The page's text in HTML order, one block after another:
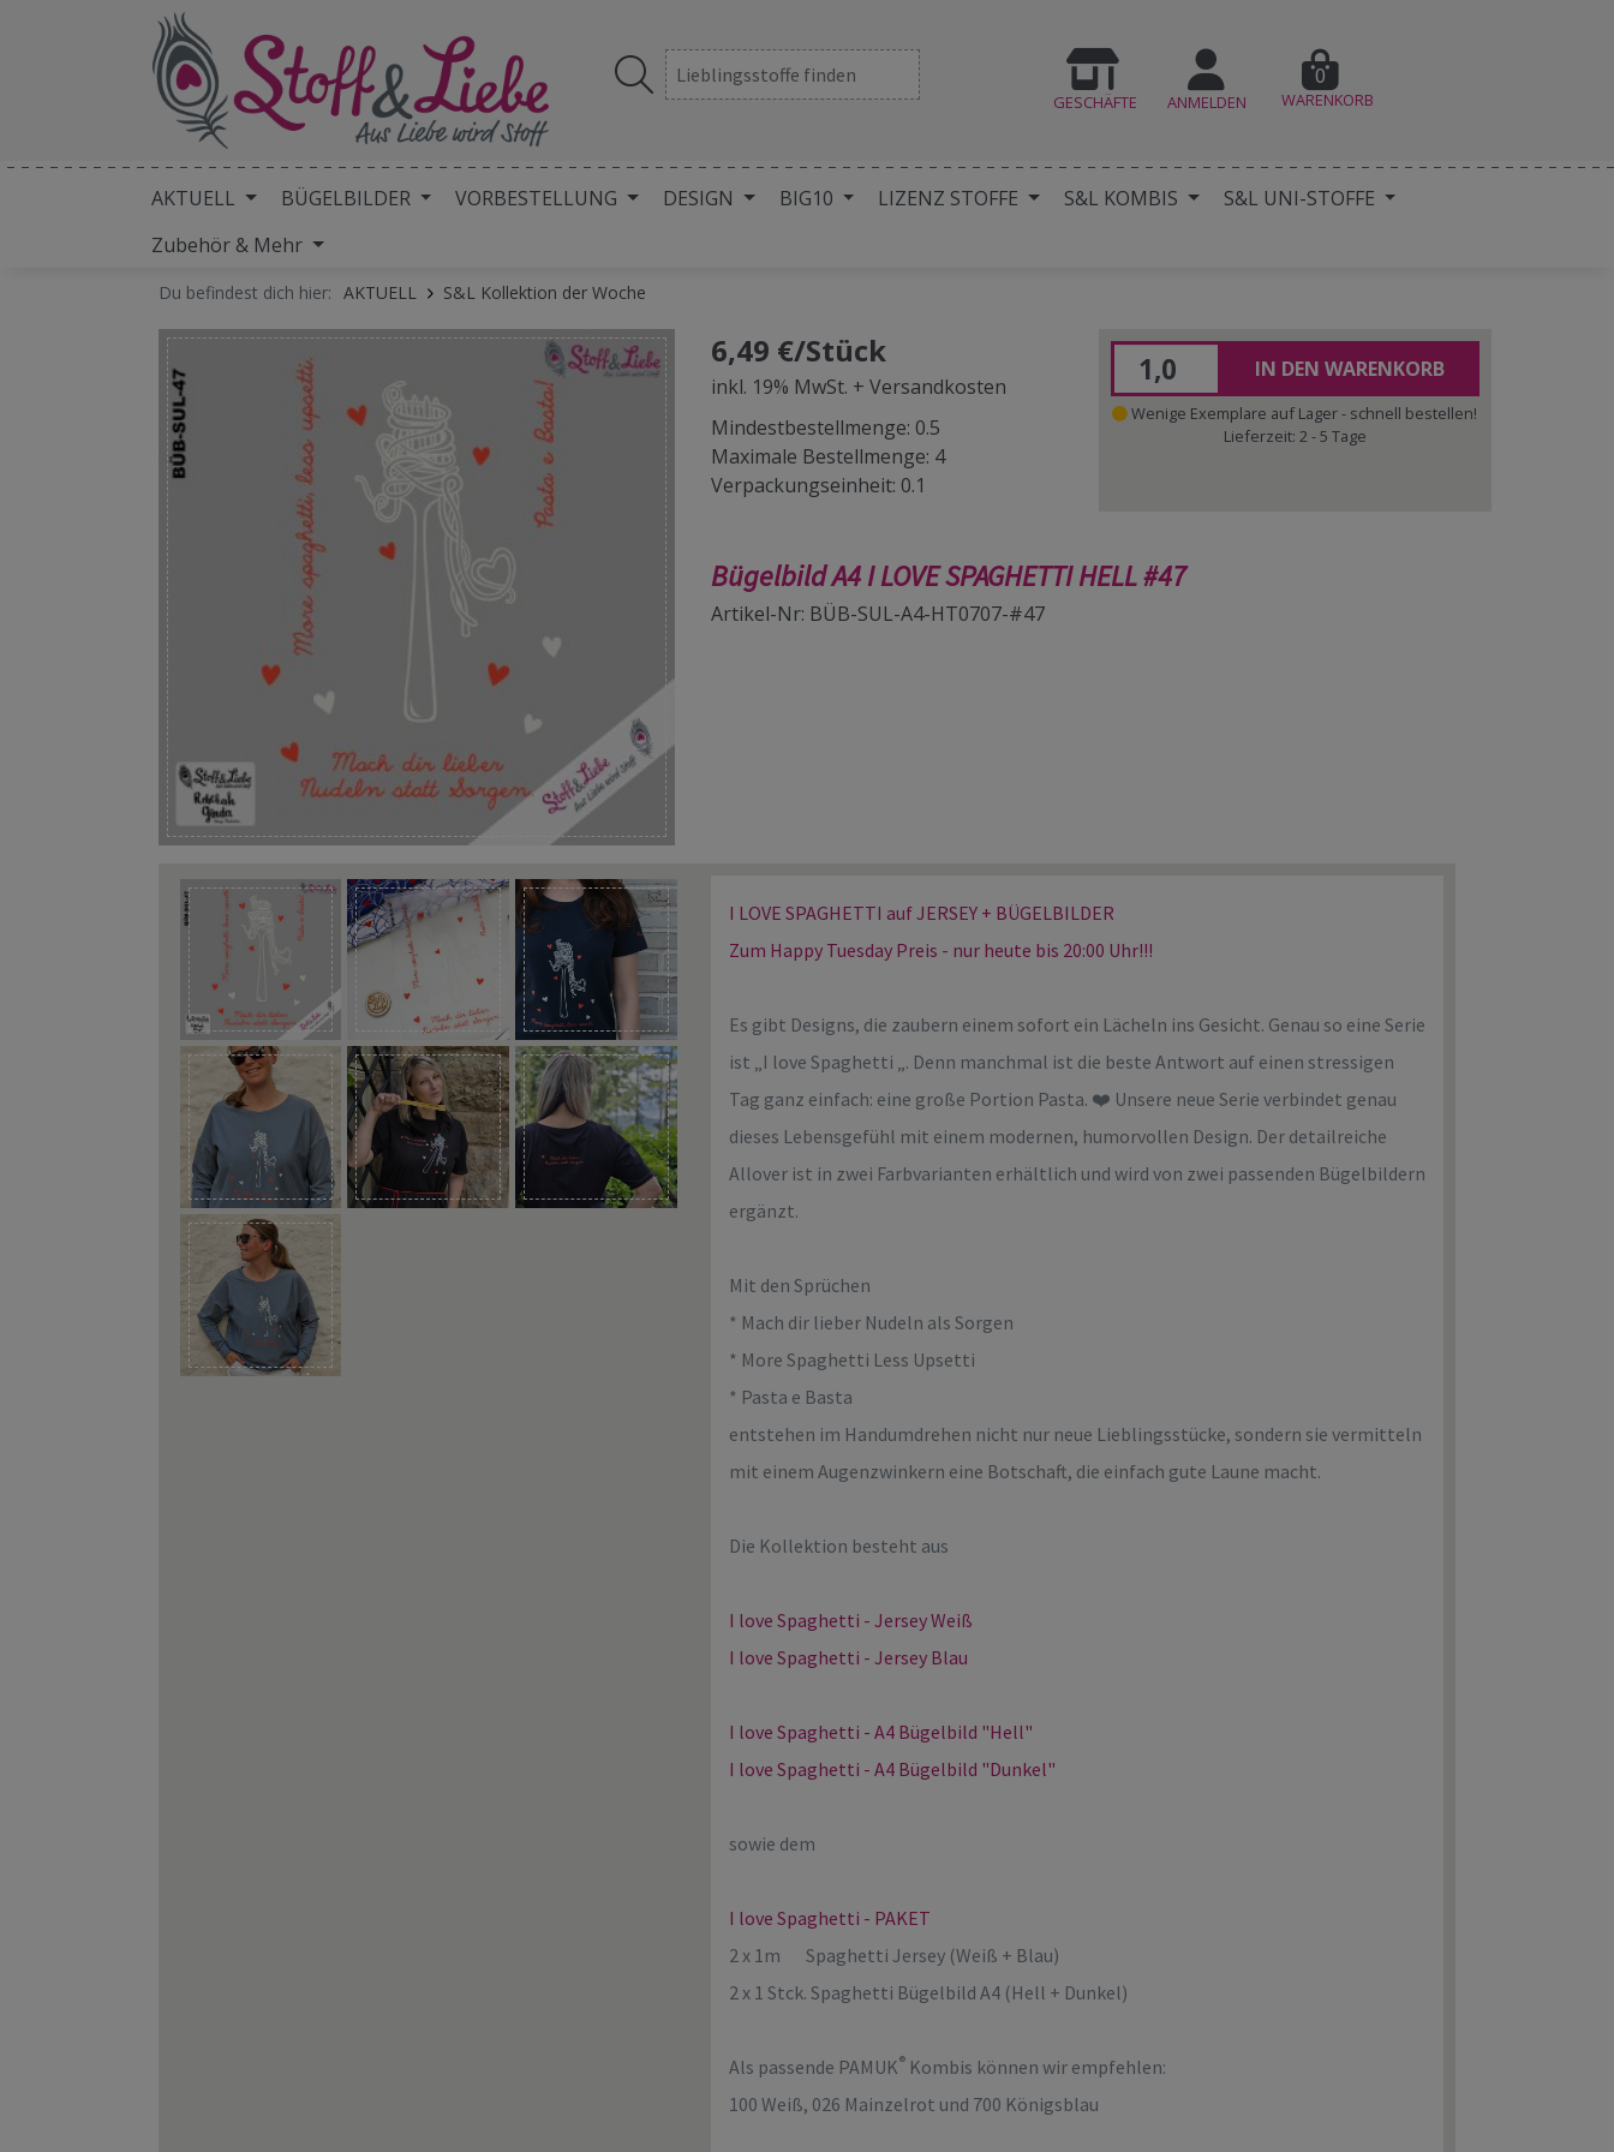
GESCHÄFTE ANMELDEN
0
WARENKORB
AKTUELL BÜGELBILDER VORBESTELLUNG DESIGN BIG10 LIZENZ STOFFE S&L KOMBIS
S&L UNI-STOFFE
Zubehör & Mehr
Du befindest dich hier: AKTUELL S&L Kollektion der Woche
6,49 €/Stück
inkl. 19% MwSt. + Versandkosten
Mindestbestellmenge: 0.5
Maximale Bestellmenge: 4
Verpackungseinheit: 0.1
IN DEN WARENKORB
Wenige Exemplare auf Lager - schnell bestellen!
Lieferzeit: 2 - 5 Tage
Bügelbild A4 I LOVE SPAGHETTI HELL #47
Artikel-Nr: BÜB-SUL-A4-HT0707-#47
I LOVE SPAGHETTI auf JERSEY + BÜGELBILDER
Zum Happy Tuesday Preis - nur heute bis 20:00 Uhr!!!
Es gibt Designs, die zaubern einem sofort ein Lächeln ins Gesicht. Genau so eine Serie
ist „I love Spaghetti „. Denn manchmal ist die beste Antwort auf einen stressigen
Tag ganz einfach: eine große Portion Pasta. ❤️ Unsere neue Serie verbindet genau
dieses Lebensgefühl mit einem modernen, humorvollen Design. Der detailreiche
Allover ist in zwei Farbvarianten erhältlich und wird von zwei passenden Bügelbildern
ergänzt.
Mit den Sprüchen
* Mach dir lieber Nudeln als Sorgen
* More Spaghetti Less Upsetti
* Pasta e Basta
entstehen im Handumdrehen nicht nur neue Lieblingsstücke, sondern sie vermitteln
mit einem Augenzwinkern eine Botschaft, die einfach gute Laune macht.
Die Kollektion besteht aus
I love Spaghetti - Jersey Weiß
I love Spaghetti - Jersey Blau
I love Spaghetti - A4 Bügelbild "Hell"
I love Spaghetti - A4 Bügelbild "Dunkel"
sowie dem
I love Spaghetti - PAKET
2 x 1m Spaghetti Jersey (Weiß + Blau)
2 x 1 Stck. Spaghetti Bügelbild A4 (Hell + Dunkel)
Als passende PAMUK® Kombis können wir empfehlen:
100 Weiß, 026 Mainzelrot und 700 Königsblau